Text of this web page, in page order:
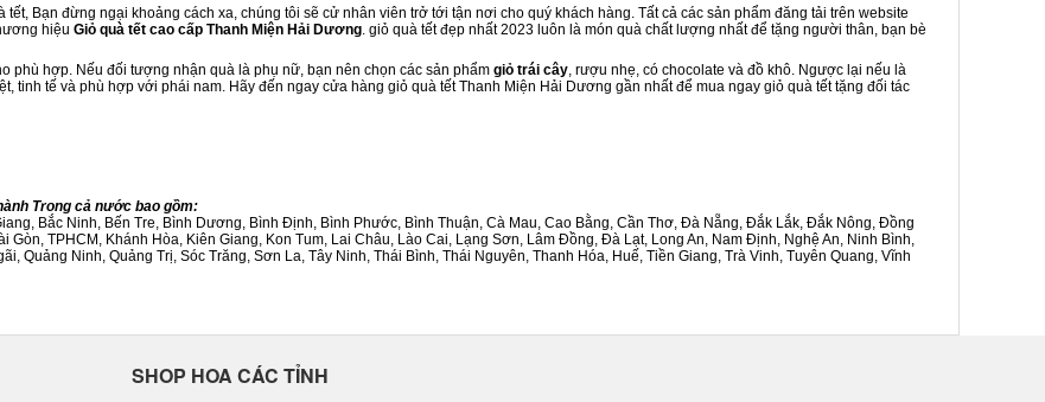
tết, Bạn đừng ngại khoảng cách xa, chúng tôi sẽ cử nhân viên trở tới tận nơi cho quý khách hàng. Tất cả các sản phẩm đăng tải trên website
hiệu Giỏ quà tết cao cấp Thanh Miện Hải Dương. giỏ quà tết đẹp nhất 2023 luôn là món quà chất lượng nhất để tặng người thân, bạn bè
phù hợp. Nếu đối tượng nhận quà là phụ nữ, bạn nên chọn các sản phẩm giỏ trái cây, rượu nhẹ, có chocolate và đồ khô. Ngược lại nếu là
tinh tế và phù hợp với phái nam. Hãy đến ngay cửa hàng giỏ quà tết Thanh Miện Hải Dương gần nhất để mua ngay giỏ quà tết tặng đối tác
Trong cả nước bao gồm:
Bắc Ninh, Bến Tre, Bình Dương, Bình Định, Bình Phước, Bình Thuận, Cà Mau, Cao Bằng, Cần Thơ, Đà Nẵng, Đắk Lắk, Đắk Nông, Đồng
TPHCM, Khánh Hòa, Kiên Giang, Kon Tum, Lai Châu, Lào Cai, Lạng Sơn, Lâm Đồng, Đà Lạt, Long An, Nam Định, Nghệ An, Ninh Bình,
Quảng Ninh, Quảng Trị, Sóc Trăng, Sơn La, Tây Ninh, Thái Bình, Thái Nguyên, Thanh Hóa, Huế, Tiền Giang, Trà Vinh, Tuyên Quang, Vĩnh
SHOP HOA CÁC TỈNH